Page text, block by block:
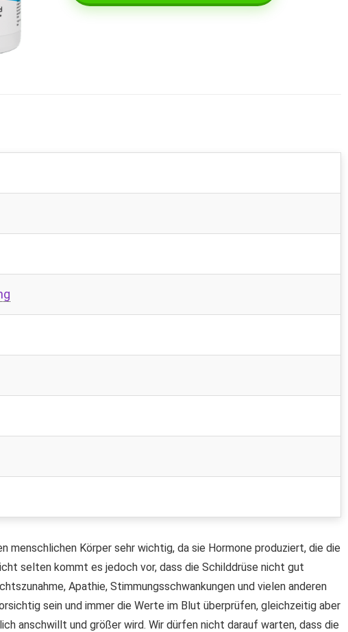
menschlichen Körper sehr wichtig, da sie Hormone produziert, die die
selten kommt es jedoch vor, dass die Schilddrüse nicht gut
Apathie, Stimmungsschwankungen und vielen anderen
sein und immer die Werte im Blut überprüfen, gleichzeitig aber
anschwillt und größer wird. Wir dürfen nicht darauf warten, dass die